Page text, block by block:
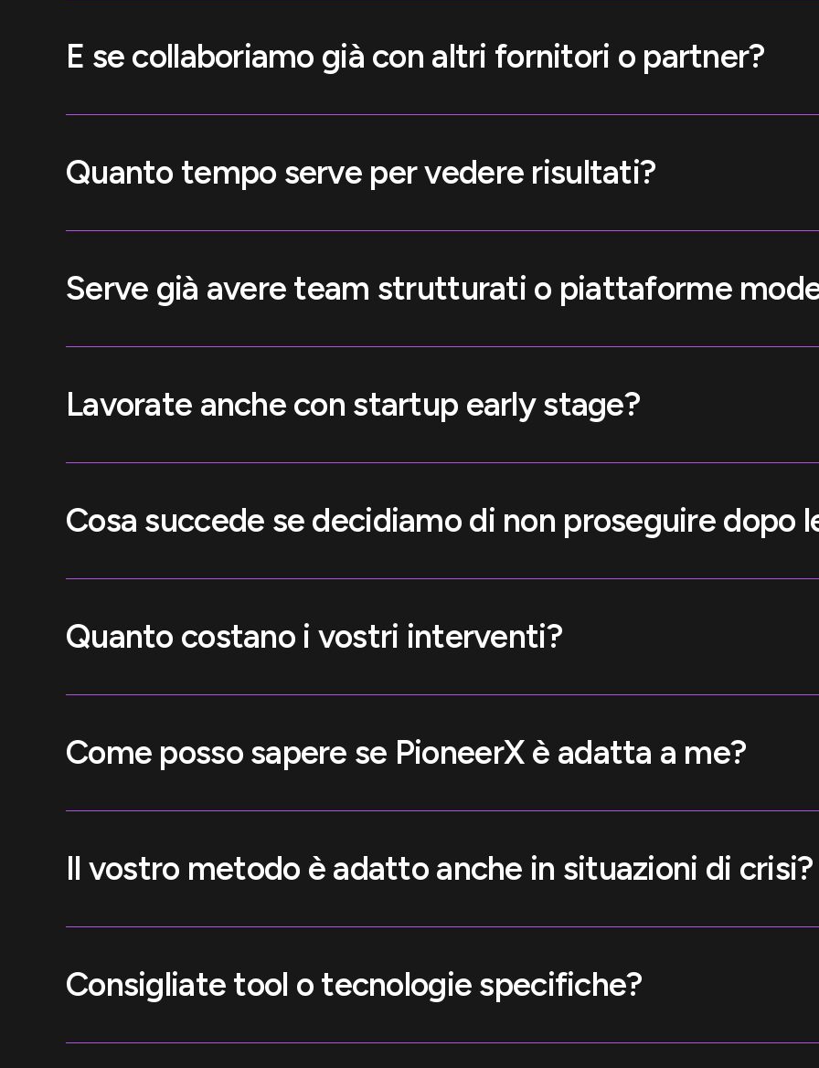
E se collaboriamo già con altri fornitori o partner?
Quanto tempo serve per vedere risultati?
Serve già avere team strutturati o piattaforme
Lavorate anche con startup early stage?
Cosa succede se decidiamo di non proseguire dopo
Quanto costano i vostri interventi?
Come posso sapere se PioneerX è adatta a me?
Il vostro metodo è adatto anche in situazioni di crisi?
Consigliate tool o tecnologie specifiche?